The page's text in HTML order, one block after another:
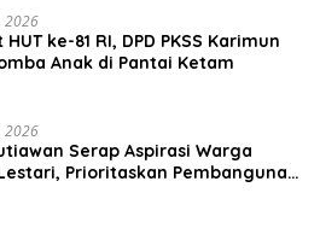
2026
ke-81 RI, DPD PKSS Karimun
Anak di Pantai Ketam
2026
Serap Aspirasi Warga
Prioritaskan Pembangunan